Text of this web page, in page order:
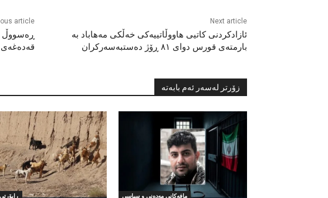
article
قەدەغەی
Next article
ئازادکردنی کاتیی هاووڵاتییەکی خەڵکی مەهاباد بە
بارمتەی قورس دوای ٨١ ڕۆژ دەستبەسەرکران
زۆرتر لەسەر ئەم بابەتە
مافەکانی مەدەنی و سیاسی